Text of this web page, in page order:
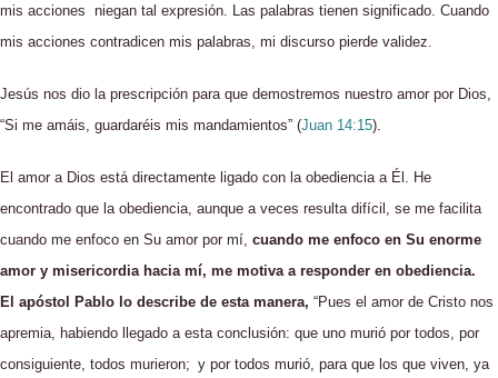
mis acciones niegan tal expresión. Las palabras tienen significado. Cuando
mis acciones contradicen mis palabras, mi discurso pierde validez.
Jesús nos dio la prescripción para que demostremos nuestro amor por Dios,
“Si me amáis, guardaréis mis mandamientos” (Juan 14:15).
El amor a Dios está directamente ligado con la obediencia a Él. He
encontrado que la obediencia, aunque a veces resulta difícil, se me facilita
cuando me enfoco en Su amor por mí, cuando me enfoco en Su enorme
amor y misericordia hacia mí, me motiva a responder en obediencia.
El apóstol Pablo lo describe de esta manera, “Pues el amor de Cristo nos
apremia, habiendo llegado a esta conclusión: que uno murió por todos, por
consiguiente, todos murieron; y por todos murió, para que los que viven, ya